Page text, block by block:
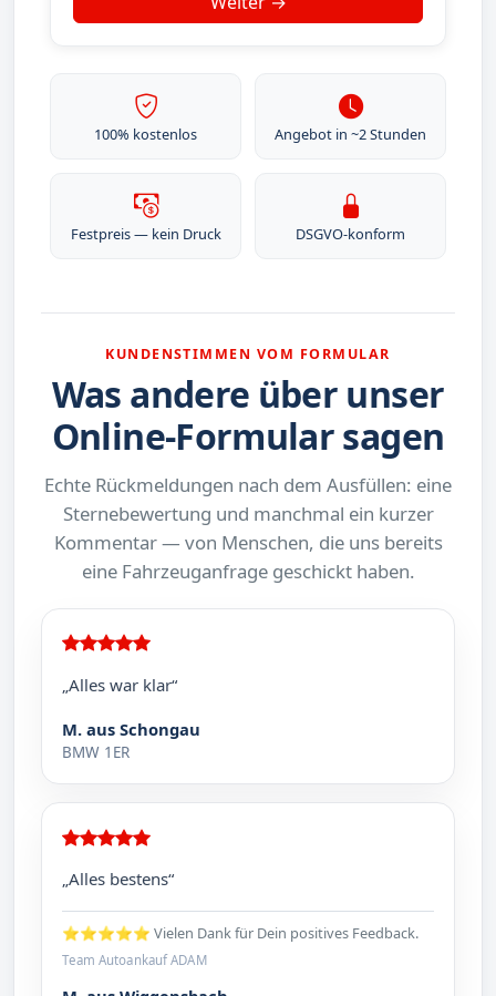
100% kostenlos Angebot in ~2 Stunden
Festpreis — kein Druck DSGVO-konform
KUNDENSTIMMEN VOM FORMULAR
Was andere über unser
Online-Formular sagen
Echte Rückmeldungen nach dem Ausfüllen: eine
Sternebewertung und manchmal ein kurzer
Kommentar — von Menschen, die uns bereits
eine Fahrzeuganfrage geschickt haben.
„Alles war klar“
M. aus Schongau
BMW 1ER
„Alles bestens“
⭐⭐⭐⭐⭐ Vielen Dank für Dein positives Feedback.
Team Autoankauf ADAM